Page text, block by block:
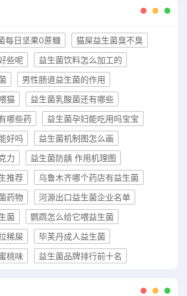
每日坚果0蔗糖
猫屎益生菌臭不臭
些呢
益生菌饮料怎么加工的
男性肠道益生菌的作用
猫
益生菌乳酸菌还有哪些
哪些药
益生菌孕妇能吃用吗宝宝
好吗
益生菌机制图怎么画
力
益生菌防龋 作用机理图
推荐
乌鲁木齐哪个药店有益生菌
药物
河源出口益生菌企业名单
菌
鹦鹉怎么给它喂益生菌
稀屎
毕芙丹成人益生菌
桃味
益生菌品牌排行前十名